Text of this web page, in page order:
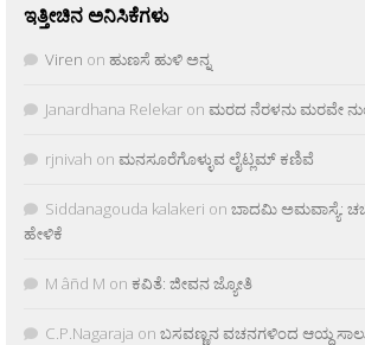
ಇತ್ತೀಚಿನ ಅನಿಸಿಕೆಗಳು
Viren on ಹುಣಸೆ ಹುಳಿ ಅನ್ನ
Janardhana Relekar on ಮರದ ನೆರಳನು ಮರವೇ
rjnivah on ಮನಸೂರೆಗೊಳ್ಳುವ ಲೈಟ್ಲಮ್ ಕಣಿವೆ
Siddanagouda kalakeri on ಬಾದಮಿ ಅಮವಾಸ್ಯೆ:
ಹೇಳಿಕೆ
M âñd M on ಕವಿತೆ: ಜೀವನ ಜ್ಯೋತಿ
C.P.Nagaraja on ಬಸವಣ್ಣನ ವಚನಗಳಿಂದ ಆಯ್ದ